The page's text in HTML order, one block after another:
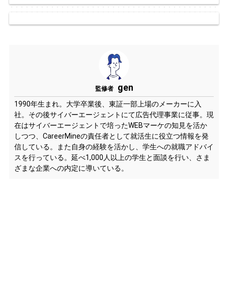
監修者 gen
1990年生まれ。大学卒業後、東証一部上場のメーカーに入
社。その後サイバーエージェントにて広告代理事業に従事。現
在はサイバーエージェントで培ったWEBマーケの知見を活か
しつつ、CareerMineの責任者として就活生に役立つ情報を発
信している。また自身の経験を活かし、学生への就職アドバイ
スを行っている。延べ1,000人以上の学生と面談を行い、さま
ざまな企業への内定に導いている。